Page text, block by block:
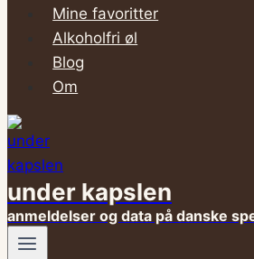
Mine favoritter
Alkoholfri øl
Blog
Om
under kapslen
anmeldelser og data på danske